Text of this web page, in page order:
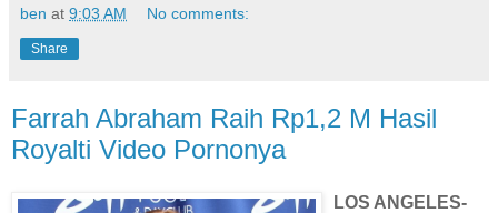
ben at 9:03 AM No comments:
Share
Farrah Abraham Raih Rp1,2 M Hasil
Royalti Video Pornonya
LOS ANGELES-